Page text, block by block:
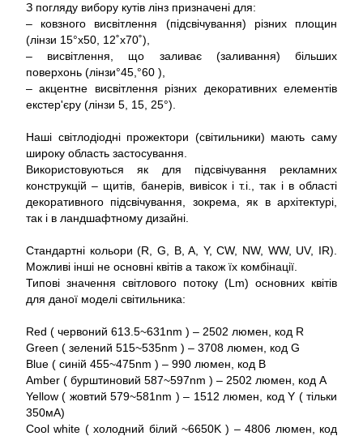
З погляду вибору кутів лінз призначені для:
– ковзного висвітлення (підсвічування) різних площин
(лінзи 15°x50, 12˚x70˚),
– висвітлення, що заливає (заливання) більших
поверхонь (лінзи°45,°60 ),
– акцентне висвітлення різних декоративних елементів
екстер'єру (лінзи 5, 15, 25°).
Наші світлодіодні прожектори (світильники) мають саму
широку область застосування.
Використовуються як для підсвічування рекламних
конструкцій – щитів, банерів, вивісок і т.і., так і в області
декоративного підсвічування, зокрема, як в архітектурі,
так і в ландшафтному дизайні.
Стандартні кольори (R, G, B, A, Y, CW, NW, WW, UV, IR).
Можливі інші не основні квітів а також їх комбінації.
Типові значення світлового потоку (Lm) основних квітів
для даної моделі світильника:
Red ( червоний 613.5~631nm ) – 2502 люмен, код R
Green ( зелений 515~535nm ) – 3708 люмен, код G
Blue ( синій 455~475nm ) – 990 люмен, код B
Amber ( бурштиновий 587~597nm ) – 2502 люмен, код A
Yellow ( жовтий 579~581nm ) – 1512 люмен, код Y ( тільки
350мА)
Cool white ( холодний білий ~6650K ) – 4806 люмен, код